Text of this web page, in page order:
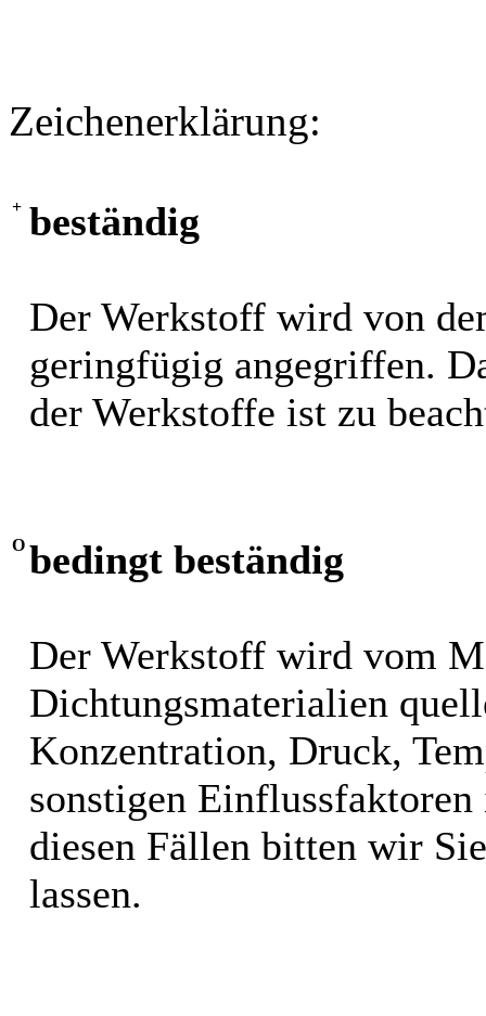
Zeichenerklärung:
+ beständig
Der Werkstoff wird von
geringfügig angegriffen.
der Werkstoffe ist zu
O bedingt beständig
Der Werkstoff wird vom
Dichtungsmaterialien
Konzentration, Druck,
sonstigen
diesen Fällen bitten wir
lassen.